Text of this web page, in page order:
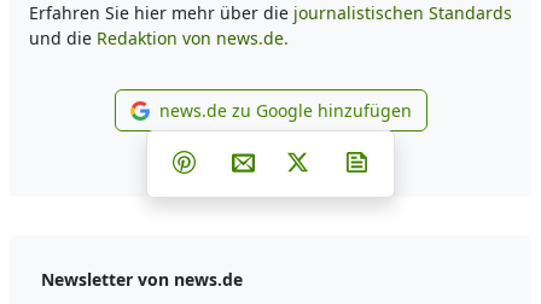
Erfahren Sie hier mehr über die journalistischen Standards
und die Redaktion von news.de.
news.de zu Google
news.de zu Google hinzufügen
Teilen auf Facebook
Teilen auf Whatsapp
Teilen auf Telegram
Teilen auf Pinterest
Per E-Mail teilen
Post auf X
Newsletter von news.de